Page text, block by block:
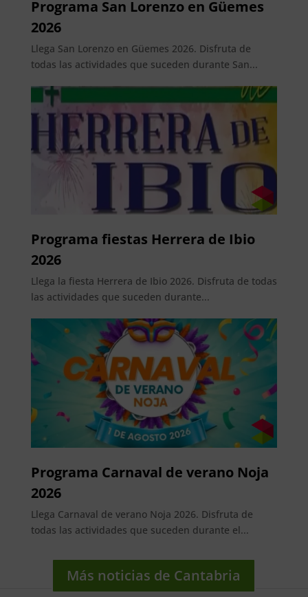
Programa San Lorenzo en Güemes
2026
Llega San Lorenzo en Güemes 2026. Disfruta de
todas las actividades que suceden durante San...
Programa fiestas Herrera de Ibio
2026
Llega la fiesta Herrera de Ibio 2026. Disfruta de todas
las actividades que suceden durante...
Programa Carnaval de verano Noja
2026
Llega Carnaval de verano Noja 2026. Disfruta de
todas las actividades que suceden durante el...
Más noticias de Cantabria